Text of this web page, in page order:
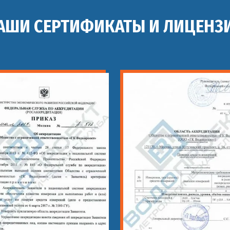
СЕРТИФИКАТЫ И